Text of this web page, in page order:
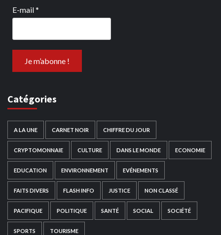
E-mail*
Catégories
A LA UNE CARNET NOIR CHIFFRE DU JOUR
CRYPTOMONNAIE CULTURE DANS LE MONDE ECONOMIE
EDUCATION ENVIRONNEMENT EVÉNEMENTS
FAITS DIVERS FLASH INFO JUSTICE NON CLASSÉ
PACIFIQUE POLITIQUE SANTÉ SOCIAL SOCIÉTÉ
SPORTS TOURISME